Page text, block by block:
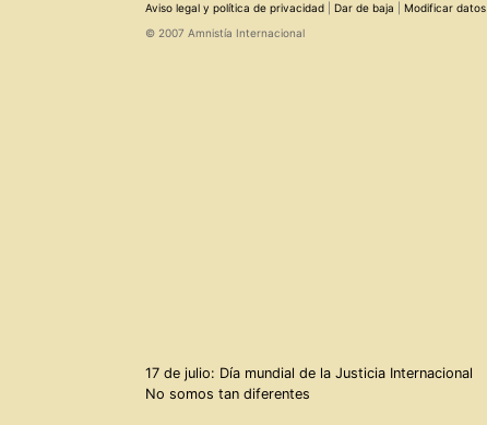
Aviso legal y política de privacidad
Dar de baja
Modificar datos
© 2007 Amnistía Internacional
Navegación
17 de julio: Día mundial de la Justicia Internacional
No somos tan diferentes